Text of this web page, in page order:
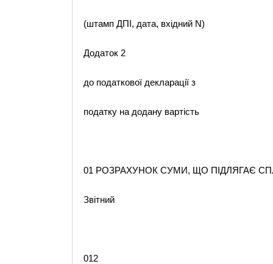
(штамп ДПІ, дата, вхідний N)
Додаток 2
до податкової декларації з
податку на додану вартість
01 РОЗРАХУНОК СУМИ, ЩО ПІДЛЯГАЄ
Звітний
012